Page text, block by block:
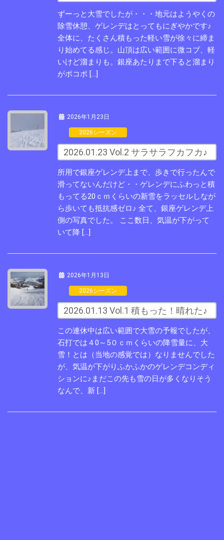
ずーっと大雪でしたが・・・地元はようやくの
除雪休憩、ゲレンデはとってもにぎやかです♪
全体に、たくさん積もった軽い雪が徐々に締ま
り始めてる感じ。山頂は広い範囲に微コブ、軽
いけど溜まりも。銀座あたりまで下ると溜まり
がポコポ […]
2026年1月23日
2026シーズン
2026.01.23 Vol.2 サラサラフカフカ♪
所用で銀座ゲレンデ上まで、歩きで行ったんで
滑ってないんだけど・・ゲレンデにふわっと積
もってる20ｃｍくらいの新雪をラッセルしなが
ら歩いても抵抗感ゼロ♪ 全て、銀座ゲレンデ上
側の写真でした。 ここ数日、気温が下がって
いて降 […]
2026年1月13日
2026シーズン
2026.01.13 Vol.1 積もった！晴れた♪
この連休中は広い範囲で大雪の予報でしたが、
石打では４0～5０ｃｍくらいの降雪量に、大
雪！とは（当地の感覚では）なりませんでした
が、気温が下がりふかふかのゲレンデコンディ
ションに♪まだこの先も雪の日が多くなりそう
なんで、新 […]